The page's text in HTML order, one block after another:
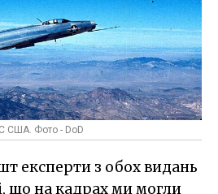
США. Фото - DoD
експерти з обох видань
що на кадрах ми могли